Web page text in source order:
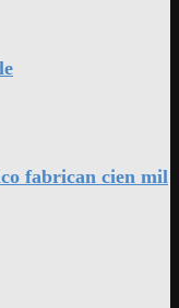
fabrican cien mil